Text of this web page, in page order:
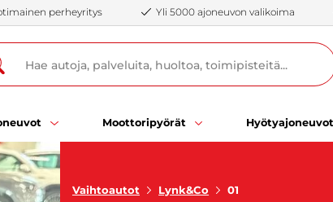
perheyritys Yli 5000 ajoneuvon valikoima
Moottoripyörät Hyötyajoneuvot
Vaihtoautot Lynk&Co 01